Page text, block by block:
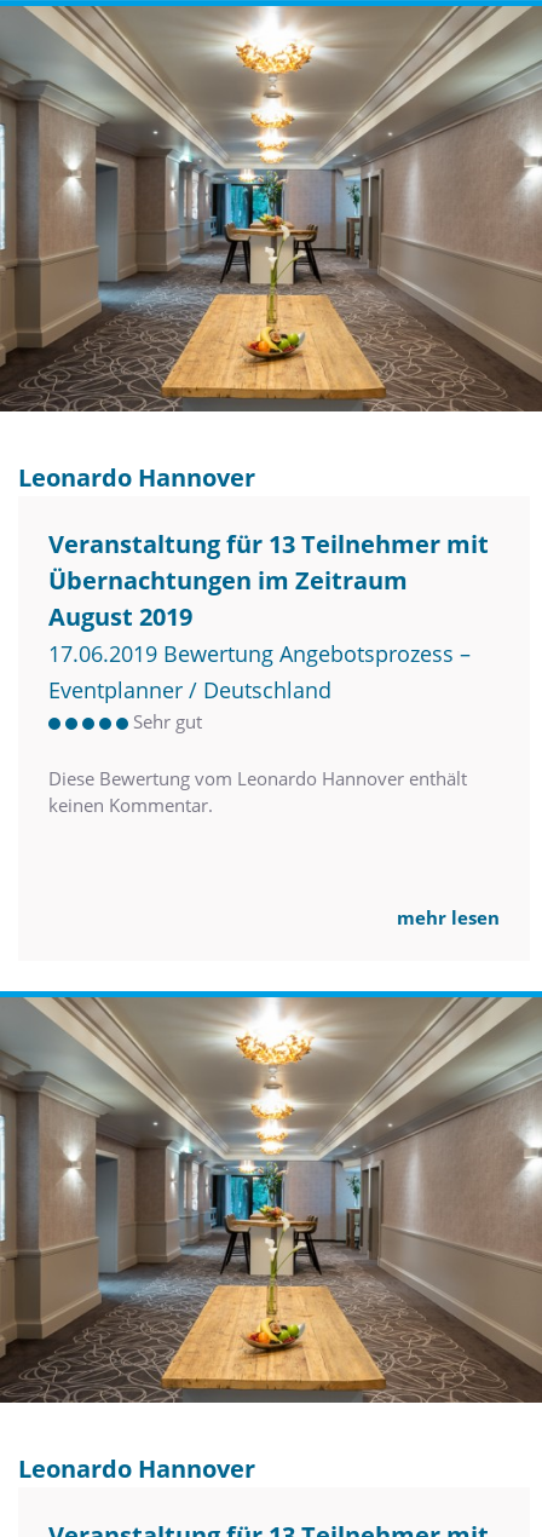
Leonardo Hannover
Veranstaltung für 13 Teilnehmer mit
Übernachtungen im Zeitraum
August 2019
17.06.2019 Bewertung Angebotsprozess –
Eventplanner / Deutschland
Sehr gut
Diese Bewertung vom Leonardo Hannover enthält
keinen Kommentar.
mehr lesen
Leonardo Hannover